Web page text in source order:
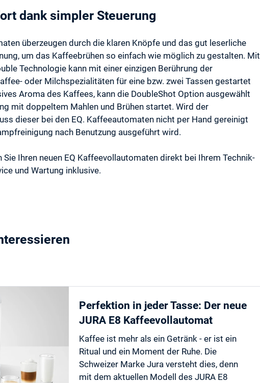
dank simpler Steuerung
überzeugen durch die klaren Knöpfe und das gut leserliche
um das Kaffeebrühen so einfach wie möglich zu gestalten. Mit
Technologie kann mit einer einzigen Berührung der
oder Milchspezialitäten für eine bzw. zwei Tassen gestartet
Aroma des Kaffees, kann die DoubleShot Option ausgewählt
mit doppeltem Mahlen und Brühen startet. Wird der
dieser bei den EQ. Kaffeeautomaten nicht per Hand gereinigt
nach Benutzung ausgeführt wird.
Sie Ihren neuen EQ Kaffeevollautomaten direkt bei Ihrem Technik-
und Wartung inklusive.
Perfektion in jeder Tasse: Der neue
JURA E8 Kaffeevollautomat
Kaffee ist mehr als ein Getränk - er ist ein
Ritual und ein Moment der Ruhe. Die
Schweizer Marke Jura versteht dies, denn
mit dem aktuellen Modell des JURA E8